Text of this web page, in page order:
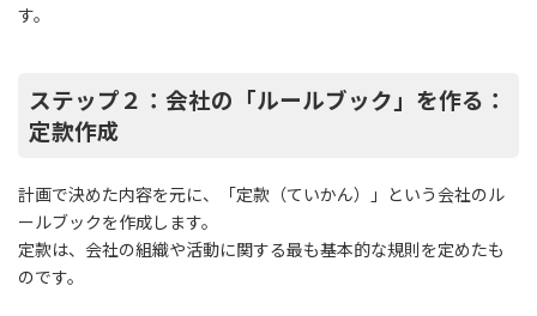
す。
ステップ２：会社の「ルールブック」を作る：
定款作成
計画で決めた内容を元に、「定款（ていかん）」という会社のル
ールブックを作成します。
定款は、会社の組織や活動に関する最も基本的な規則を定めたも
のです。